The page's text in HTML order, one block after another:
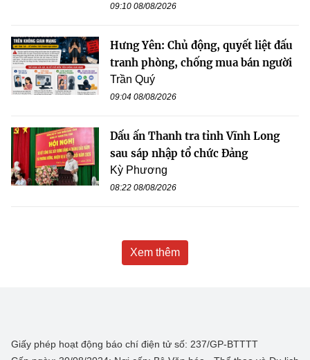
09:10 08/08/2026
Hưng Yên: Chủ động, quyết liệt đấu
tranh phòng, chống mua bán người
Trần Quý
09:04 08/08/2026
Dấu ấn Thanh tra tỉnh Vĩnh Long
sau sáp nhập tổ chức Đảng
Kỳ Phương
08:22 08/08/2026
Xem thêm
Giấy phép hoạt động báo chí điện tử số: 237/GP-BTTTT